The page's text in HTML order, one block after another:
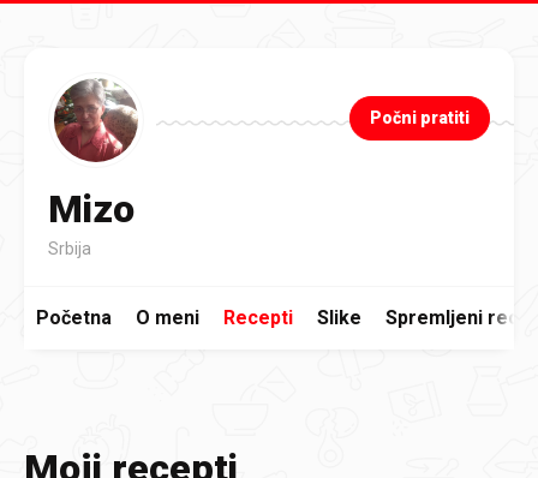
Mizo
Srbija
Počni pratiti
Početna O meni Recepti Slike Spremljeni
Moji recepti